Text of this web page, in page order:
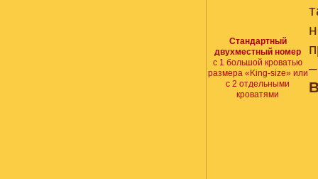
Стандартный
двухместный номер
с 1 большой кроватью
размера «King-size» или
с 2 отдельными
кроватями